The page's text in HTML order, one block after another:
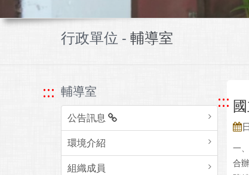
行政單位 - 輔導室
::: 輔導室
公告訊息
環境介紹
組織成員
:::
一
合